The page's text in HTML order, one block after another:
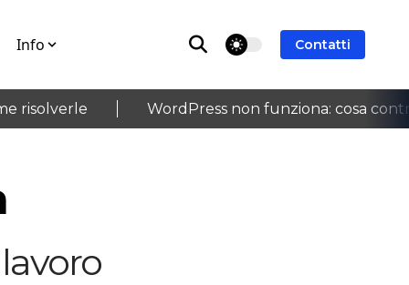
Info theme switcher Contatti
risolverle WordPress non funziona: cosa
›